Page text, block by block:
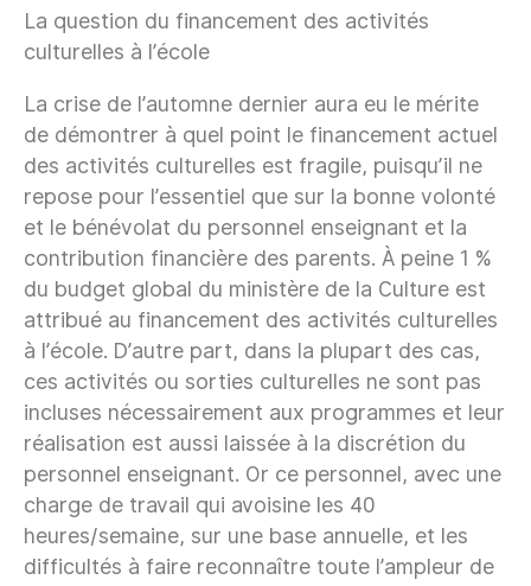
La question du financement des activités
culturelles à l’école
La crise de l’automne dernier aura eu le mérite
de démontrer à quel point le financement actuel
des activités culturelles est fragile, puisqu’il ne
repose pour l’essentiel que sur la bonne volonté
et le bénévolat du personnel enseignant et la
contribution financière des parents. À peine 1 %
du budget global du ministère de la Culture est
attribué au financement des activités culturelles
à l’école. D’autre part, dans la plupart des cas,
ces activités ou sorties culturelles ne sont pas
incluses nécessairement aux programmes et leur
réalisation est aussi laissée à la discrétion du
personnel enseignant. Or ce personnel, avec une
charge de travail qui avoisine les 40
heures/semaine, sur une base annuelle, et les
difficultés à faire reconnaître toute l’ampleur de